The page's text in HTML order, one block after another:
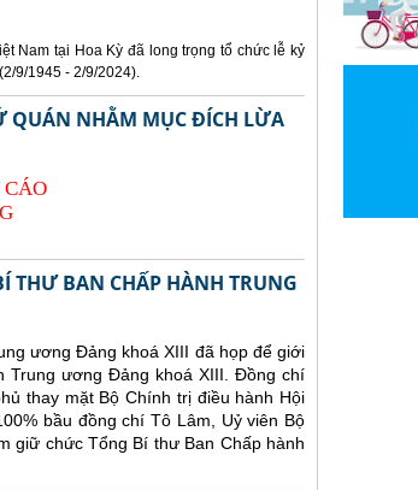
Nam tại Hoa Kỳ đã long trọng tổ chức lễ kỷ
9/1945 - 2/9/2024).
QUÁN NHẰM MỤC ĐÍCH LỪA
THƯ BAN CHẤP HÀNH TRUNG
ương Đảng khoá XIII đã họp để giới
Trung ương Đảng khoá XIII. Đồng chí
thay mặt Bộ Chính trị điều hành Hội
bầu đồng chí Tô Lâm, Uỷ viên Bộ
giữ chức Tổng Bí thư Ban Chấp hành